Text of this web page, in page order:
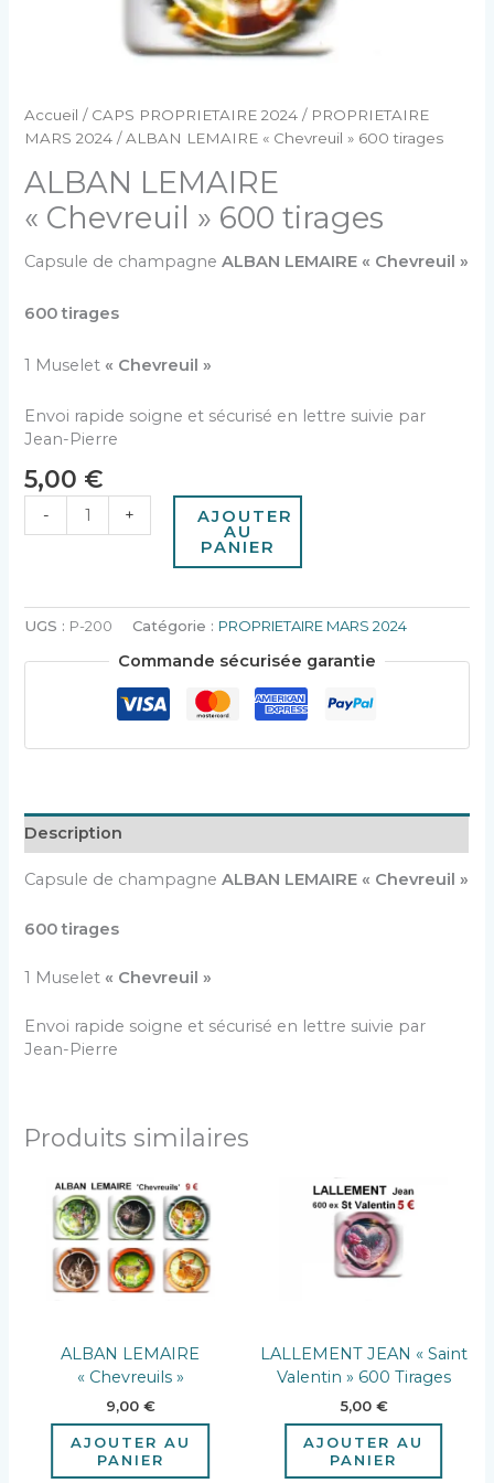
Accueil / CAPS PROPRIETAIRE 2024 / PROPRIETAIRE
MARS 2024 / ALBAN LEMAIRE « Chevreuil » 600 tirages
ALBAN LEMAIRE
« Chevreuil » 600 tirages
Capsule de champagneALBAN LEMAIRE « Chevreuil »
600 tirages
1 Muselet « Chevreuil »
Envoi rapide soigne et sécurisé en lettre suivie par
Jean-Pierre
5,00 €
- + AJOUTER
AU
PANIER
UGS : P-200 Catégorie : PROPRIETAIRE MARS 2024
Commande sécurisée garantie
Description
Capsule de champagneALBAN LEMAIRE « Chevreuil »
600 tirages
1 Muselet « Chevreuil »
Envoi rapide soigne et sécurisé en lettre suivie par
Jean-Pierre
Produits similaires
ALBAN LEMAIRE
« Chevreuils »
9,00 €
AJOUTER AU
PANIER
LALLEMENT JEAN « Saint
Valentin » 600 Tirages
5,00 €
AJOUTER AU
PANIER